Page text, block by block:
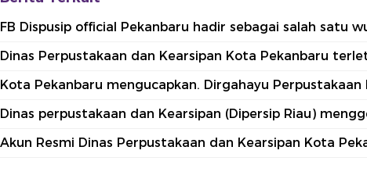
FB Dispusip official Pekanbaru hadir sebagai salah satu
Dinas Perpustakaan dan Kearsipan Kota Pekanbaru
Kota Pekanbaru mengucapkan. Dirgahayu Perpustakaan
Dinas perpustakaan dan Kearsipan (Dipersip Riau)
Akun Resmi Dinas Perpustakaan dan Kearsipan Kota